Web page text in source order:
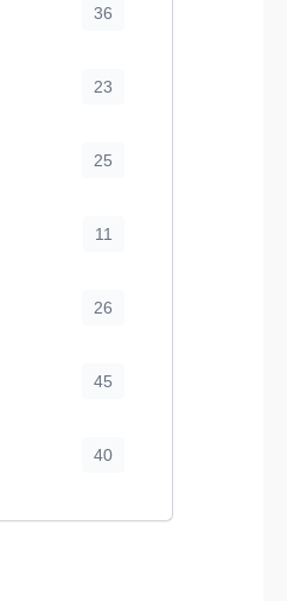
36
23
25
11
26
45
40